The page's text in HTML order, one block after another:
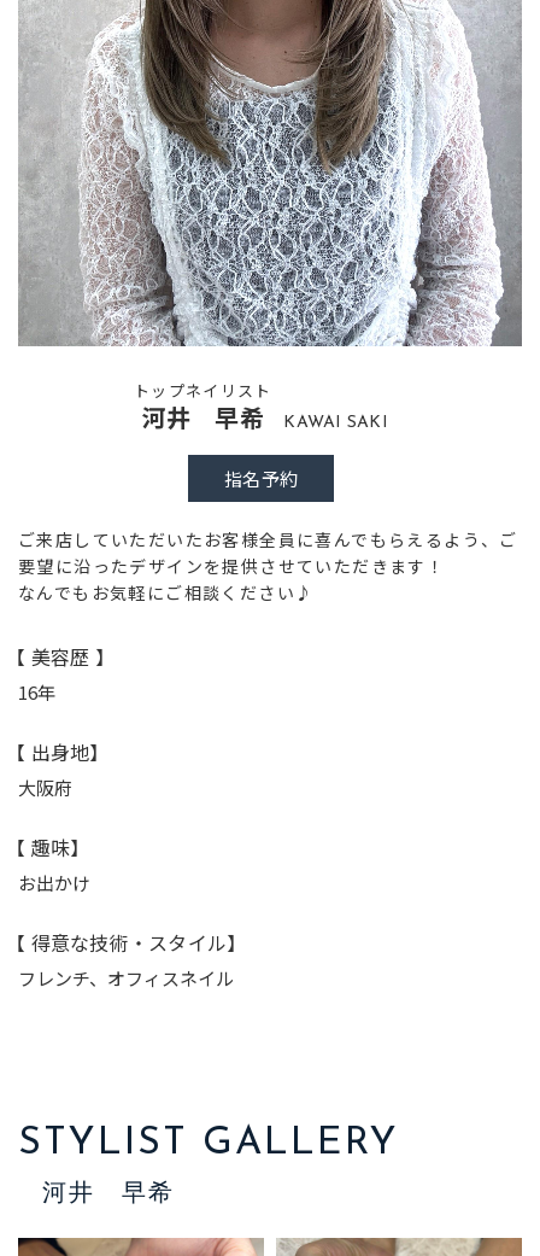
トップネイリスト
河井 早希 KAWAI SAKI
指名予約
ご来店していただいたお客様全員に喜んでもらえるよう、ご
要望に沿ったデザインを提供させていただきます！
なんでもお気軽にご相談ください♪
【 美容歴 】
16年
【 出身地】
大阪府
【 趣味】
お出かけ
【 得意な技術・スタイル】
フレンチ、オフィスネイル
STYLIST GALLERY
河井 早希